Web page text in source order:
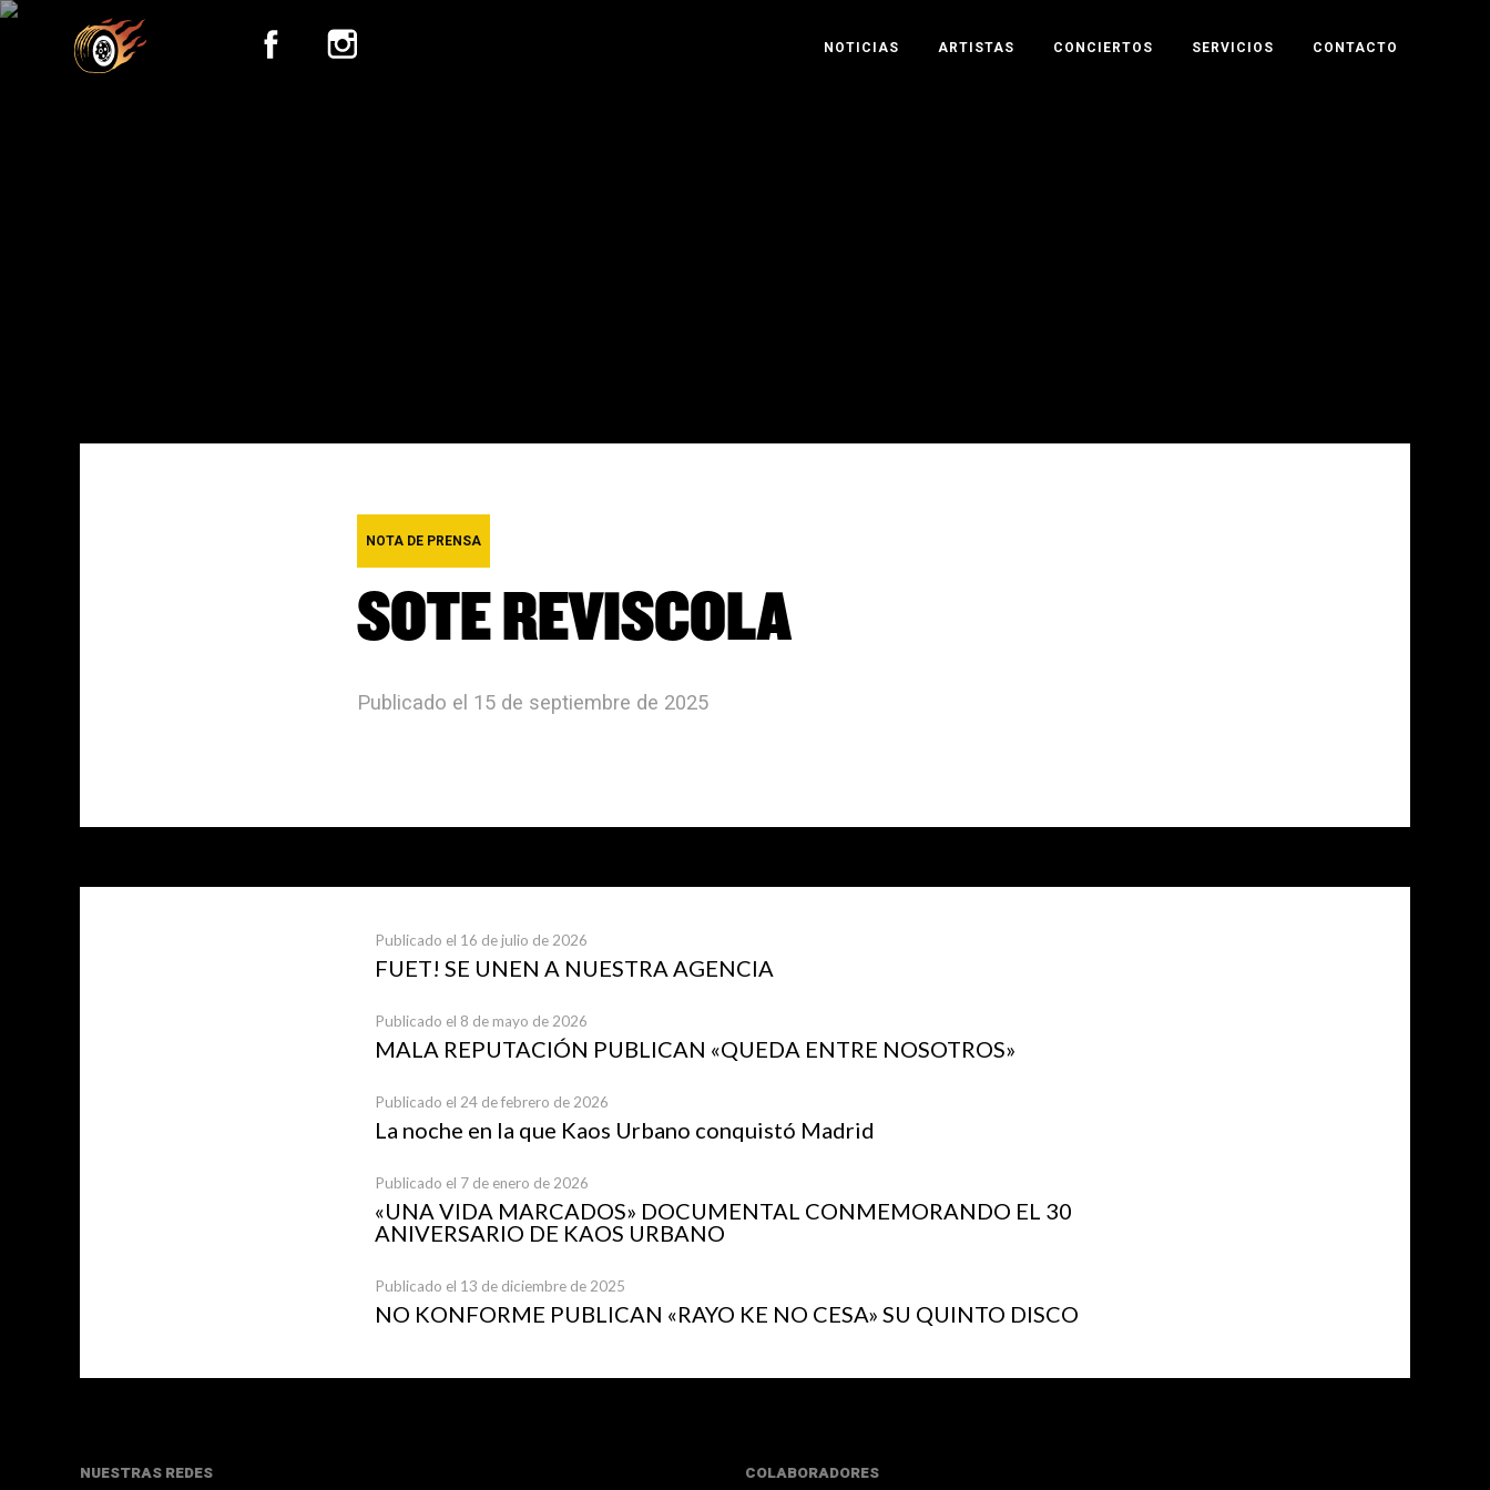
NOTICIAS ARTISTAS CONCIERTOS SERVICIOS CONTACTO
NOTA DE PRENSA
SOTE REVISCOLA
Publicado el 15 de septiembre de 2025
Últimas noticias publicadas
Publicado el 16 de julio de 2026
FUET! SE UNEN A NUESTRA AGENCIA
Publicado el 8 de mayo de 2026
MALA REPUTACIÓN PUBLICAN «QUEDA ENTRE NOSOTROS»
Publicado el 24 de febrero de 2026
La noche en la que Kaos Urbano conquistó Madrid
Publicado el 7 de enero de 2026
«UNA VIDA MARCADOS» DOCUMENTAL CONMEMORANDO EL 30
ANIVERSARIO DE KAOS URBANO
Publicado el 13 de diciembre de 2025
NO KONFORME PUBLICAN «RAYO KE NO CESA» SU QUINTO DISCO
NUESTRAS REDES COLABORADORES